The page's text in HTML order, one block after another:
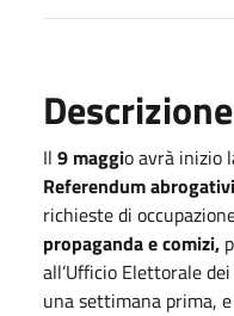
Descrizione
Il 9 maggio avrà inizio
Referendumabrogativi
richieste di
propaganda e comizi,
all’Ufficio Elettorale
una settimana prima,